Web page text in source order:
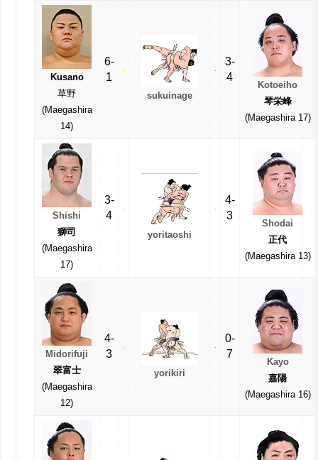
Kusano
草野
(Maegashira
14)
6-
1
sukuinage
3-
4
Kotoeiho
琴栄峰
(Maegashira 17)
Shishi
獅司
(Maegashira
17)
3-
4
yoritaoshi
4-
3
Shodai
正代
(Maegashira 13)
Midorifuji
翠富士
(Maegashira
12)
4-
3
yorikiri
0-
7
Kayo
嘉陽
(Maegashira 16)